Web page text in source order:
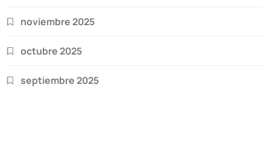
noviembre 2025
octubre 2025
septiembre 2025